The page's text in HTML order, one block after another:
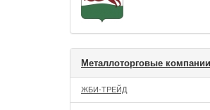
Металлоторговые
ЖБИ-ТРЕЙД